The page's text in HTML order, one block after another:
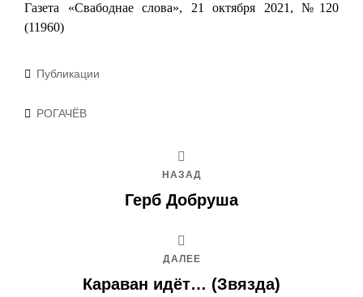
Газета «Свабоднае слова», 21 октября 2021, №120
(11960)
Рубрики
Публикации
Метки
РОГАЧЁВ
НАЗАД
Герб Добруша
ДАЛЕЕ
Караван идёт… (Звязда)